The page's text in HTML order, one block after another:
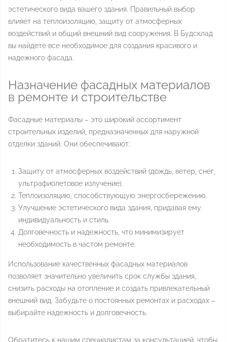
эстетического вида вашего здания. Правильный выбор
влияет на теплоизоляцию, защиту от атмосферных
воздействий и общий внешний вид сооружения. В Будсклад
вы найдете все необходимое для создания красивого и
надежного фасада.
Назначение фасадных материалов
в ремонте и строительстве
Фасадные материалы – это широкий ассортимент
строительных изделий, предназначенных для наружной
отделки зданий. Они обеспечивают:
Защиту от атмосферных воздействий (дождь, ветер, снег,
ультрафиолетовое излучение).
Теплоизоляцию, способствующую энергосбережению.
Улучшение эстетического вида здания, придавая ему
индивидуальность и стиль.
Долговечность и надежность, что минимизирует
необходимость в частом ремонте.
Использование качественных фасадных материалов
позволяет значительно увеличить срок службы здания,
снизить расходы на отопление и создать привлекательный
внешний вид. Забудьте о постоянных ремонтах и расходах –
выбирайте надежность и долговечность.
Обратитесь к нашим специалистам за консультацией, чтобы